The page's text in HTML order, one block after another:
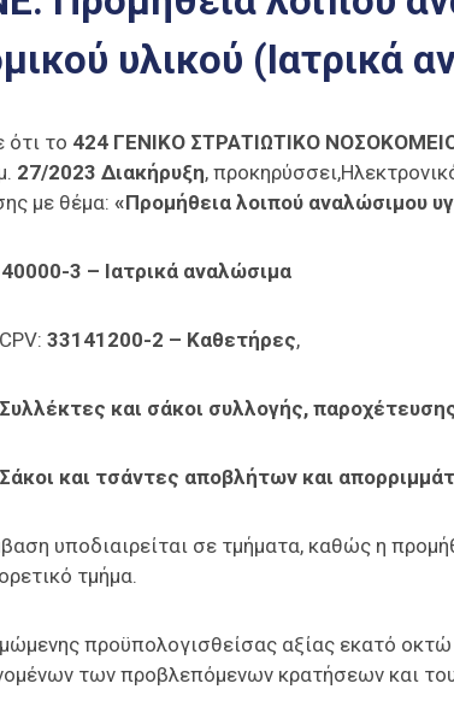
υλικού (Ιατρικά
ότι το 424 ΓΕΝΙΚΟ ΣΤΡΑΤΙΩΤΙΚΟ
27/2023 Διακήρυξη,
με θέμα: «Προμήθεια λοιπού αναλώσιμου
3 – Ιατρικά αναλώσιμα
33141200-2 – Καθετήρες,
και σάκοι συλλογής,
και τσάντες αποβλήτων και
υποδιαιρείται σε τμήματα, καθώς η
τμήμα.
προϋπολογισθείσας αξίας εκατό
των προβλεπόμενων κρατήσεων και